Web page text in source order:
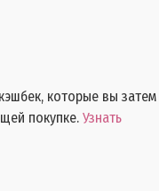
кэшбек, которые вы затем
покупке. Узнать